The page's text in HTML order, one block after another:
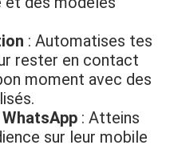
: Automatises tes
rester en contact
moment avec des
: Atteins
sur leur mobile